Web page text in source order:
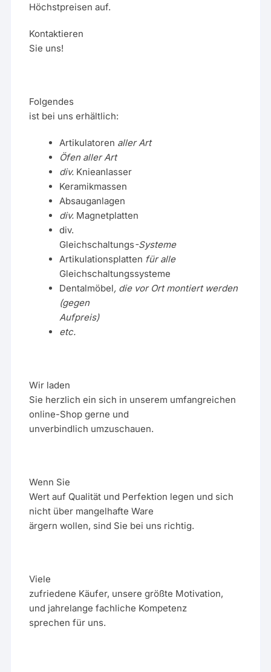
Höchstpreisen auf.
Kontaktieren
Sie uns!
Folgendes
ist bei uns erhältlich:
Artikulatoren aller Art
Öfen aller Art
div. Knieanlasser
Keramikmassen
Absauganlagen
div. Magnetplatten
div.
Gleichschaltungs-Systeme
Artikulationsplatten für alle
Gleichschaltungssysteme
Dentalmöbel, die vor Ort montiert werden
(gegen
Aufpreis)
etc.
Wir laden
Sie herzlich ein sich in unserem umfangreichen
online-Shop gerne und
unverbindlich umzuschauen.
Wenn Sie
Wert auf Qualität und Perfektion legen und sich
nicht über mangelhafte Ware
ärgern wollen, sind Sie bei uns richtig.
Viele
zufriedene Käufer, unsere größte Motivation,
und jahrelange fachliche Kompetenz
sprechen für uns.